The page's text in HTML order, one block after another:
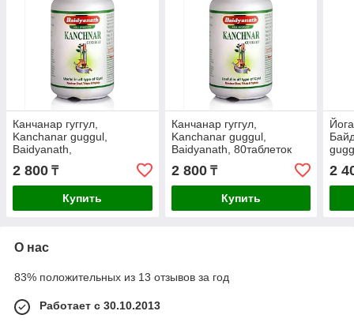
Канчанар гуггул,
Kanchanar guggul,
Baidyanath,
лимфатическая система,
80таблеток
2 800 ₸
Купить
Канчанар гуггул,
Kanchanar guggul,
Baidyanath, 80таблеток
2 800₸
Купить
2
О нас
83% положительных из 13 отзывов за год
Работает с 30.10.2013